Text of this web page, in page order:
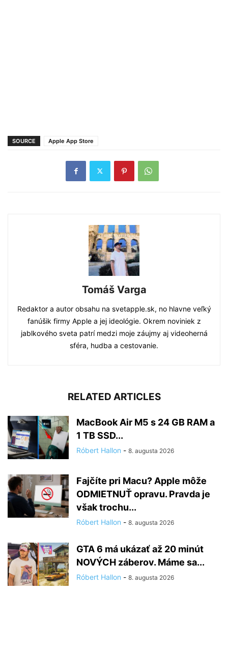
SOURCE Apple App Store
Tomáš Varga
Redaktor a autor obsahu na svetapple.sk, no hlavne veľký
fanúšik firmy Apple a jej ideológie. Okrem noviniek z
jablkového sveta patrí medzi moje záujmy aj videoherná
sféra, hudba a cestovanie.
RELATED ARTICLES
MacBook Air M5 s 24 GB RAM a
1 TB SSD...
Róbert Hallon - 8. augusta 2026
Fajčíte pri Macu? Apple môže
ODMIETNUŤ opravu. Pravda je
však trochu...
Róbert Hallon - 8. augusta 2026
GTA 6 má ukázať až 20 minút
NOVÝCH záberov. Máme sa...
Róbert Hallon - 8. augusta 2026